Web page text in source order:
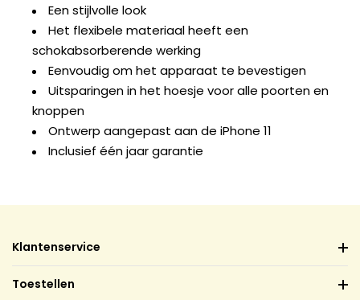
Een stijlvolle look
Het flexibele materiaal heeft een
schokabsorberende werking
Eenvoudig om het apparaat te bevestigen
Uitsparingen in het hoesje voor alle poorten en
knoppen
Ontwerp aangepast aan de iPhone 11
Inclusief één jaar garantie
Klantenservice
Toestellen